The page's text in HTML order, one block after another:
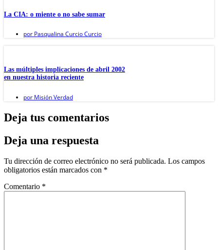
La CIA: o miente o no sabe sumar
por Pasqualina Curcio Curcio
Las múltiples implicaciones de abril 2002
en nuestra historia reciente
por Misión Verdad
Deja tus comentarios
Deja una respuesta
Tu dirección de correo electrónico no será publicada. Los campos
obligatorios están marcados con *
Comentario *